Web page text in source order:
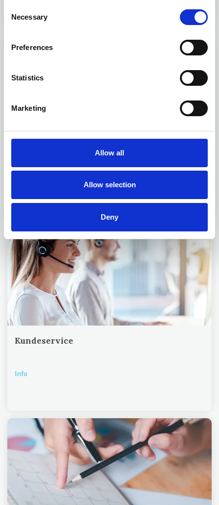
Selection
Necessary
Preferences
Statistics
Marketing
Allow all
Allow selection
Deny
Kundeservice
Info